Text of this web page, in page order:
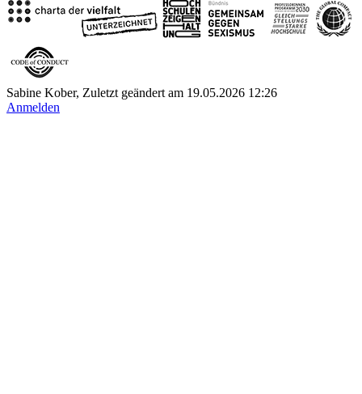
Sabine Kober, Zuletzt geändert am 19.05.2026 12:26
Anmelden